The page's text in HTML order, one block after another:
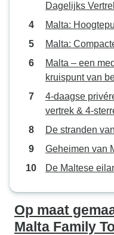
Dagelijks
Malta:
Malta:
Malta – een
kruispunt van
4-daagse
vertrek & 4-
De stranden
Geheimen van
De Maltese
Op maat
Malta Family